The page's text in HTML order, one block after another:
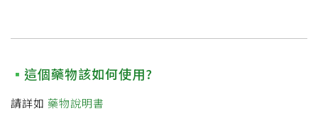
這個藥物該如何使用?
請詳如 藥物說明書